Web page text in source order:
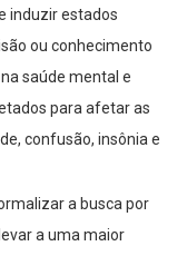
induzir estados
ou conhecimento
saúde mental e
para afetar as
confusão, insônia e
a busca por
a uma maior